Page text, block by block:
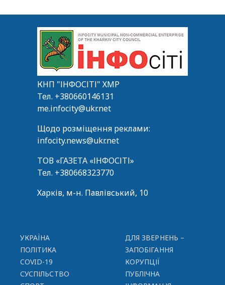
КНП "ІНФОСІТІ" ХМР
Тел. +380660146131
me.infocity@ukr.net
Щодо розміщення реклами:
infocity.news@ukr.net
ТОВ «ГАЗЕТА «ІНФОСІТІ»
Тел. +380668323770
Харків, м-н. Павлівський, 10
УКРАЇНА
ПОЛІТИКА
COVID-19
СУСПІЛЬСТВО
ДЛЯ ЗВЕРНЕНЬ –
ЗАПОБІГАННЯ
КОРУПЦІЇ
ПУБЛІЧНА